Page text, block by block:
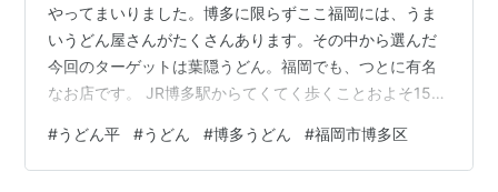
やってまいりました。博多に限らずここ福岡には、うま
いうどん屋さんがたくさんあります。その中から選んだ
今回のターゲットは葉隠うどん。福岡でも、つとに有名
なお店です。 JR博多駅からてくてく歩くことおよそ15分
しては、やけに人気がないような……。 近づいてみる
と、入り口にこの張り紙。 私の人生、だいたいこんなも
#うどん平 #うどん #博多うどん #福岡市博多区